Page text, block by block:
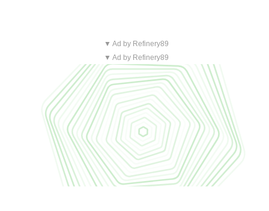
▼ Ad by Refinery89
▼ Ad by Refinery89